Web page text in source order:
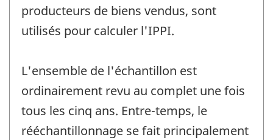
producteurs de biens vendus, sont
utilisés pour calculer l'IPPI.
L'ensemble de l'échantillon est
ordinairement revu au complet une fois
tous les cinq ans. Entre-temps, le
rééchantillonnage se fait principalement